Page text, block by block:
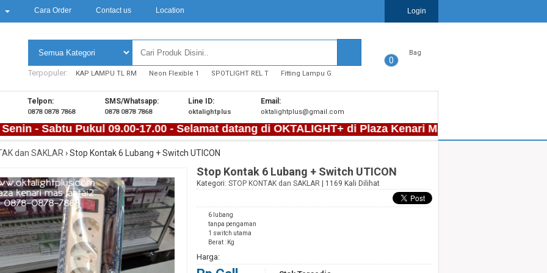
Cara Order Contact us Location Login
Terpopuler: KAP LAMPU TL RM Neon Flexible 1 SPOTLIGHT REL T Fitting Lampu G
0
Bag
Telpon:
0878 0878 7868
SMS/Whatsapp:
0878 0878 7868
Line ID:
oktalightplus
Email:
oktalightplus@gmail.com
Sabtu Pukul 09.00-17.00 - Selamat datang di OKTALIGHT+ di Plaza Kenari Mas LT F2, BLok GC
dan SAKLAR › Stop Kontak 6 Lubang + Switch UTICON
Stop Kontak 6 Lubang + Switch UTICON
Kategori: STOP KONTAK dan SAKLAR | 1169 Kali Dilihat
6 lubang
tanpa pengaman
1 switch utama
Berat : Kg
Harga: